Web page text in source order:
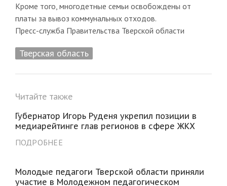
Кроме того, многодетные семьи освобождены от
платы за вывоз коммунальных отходов.
Пресс-служба Правительства Тверской области
Тверская область
Читайте также
Губернатор Игорь Руденя укрепил позиции в
медиарейтинге глав регионов в сфере ЖКХ
ПОДРОБНЕЕ
Молодые педагоги Тверской области приняли
участие в Молодежном педагогическом